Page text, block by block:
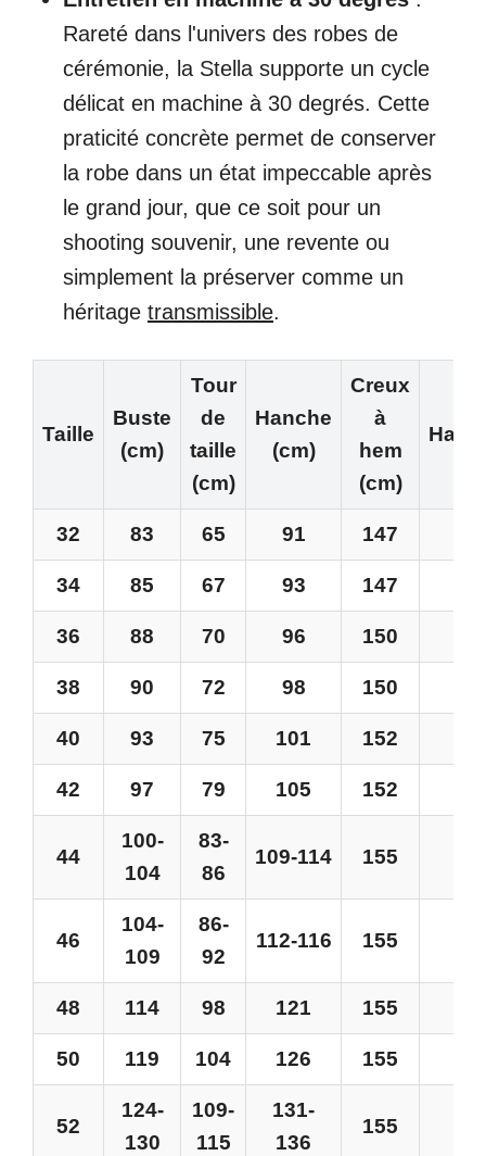
Rareté dans l'univers des robes de
cérémonie, la Stella supporte un cycle
délicat en machine à 30 degrés. Cette
praticité concrète permet de conserver
la robe dans un état impeccable après
le grand jour, que ce soit pour un
shooting souvenir, une revente ou
simplement la préserver comme un
héritage transmissible.
Taille
Buste
(cm)
Tour
de
taille
(cm)
Hanche
(cm)
Creux
à
hem
(cm)
32 83 65 91 147
34 85 67 93 147
36 88 70 96 150
38 90 72 98 150
40 93 75 101 152
42 97 79 105 152
44
100-
104
83-
86
109-114 155
46
104-
109
86-
92
112-116 155
48 114 98 121 155
50 119 104 126 155
52
124-
130
109-
115
131-
136
155